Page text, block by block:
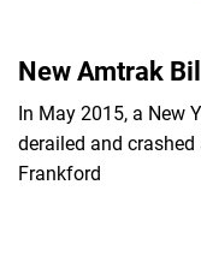
New Amtrak
In May 2015, a New
derailed and
Frankford